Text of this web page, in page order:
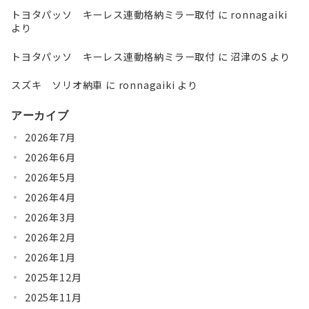
トヨタパッソ キーレス連動格納ミラー取付 に ronnagaiki
より
トヨタパッソ キーレス連動格納ミラー取付 に沼津のS より
スズキ ソリオ納車 に ronnagaiki より
アーカイブ
2026年7月
2026年6月
2026年5月
2026年4月
2026年3月
2026年2月
2026年1月
2025年12月
2025年11月